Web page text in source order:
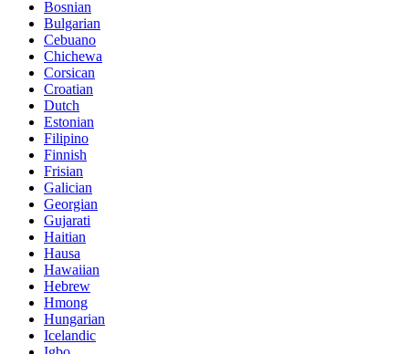
Bosnian
Bulgarian
Cebuano
Chichewa
Corsican
Croatian
Dutch
Estonian
Filipino
Finnish
Frisian
Galician
Georgian
Gujarati
Haitian
Hausa
Hawaiian
Hebrew
Hmong
Hungarian
Icelandic